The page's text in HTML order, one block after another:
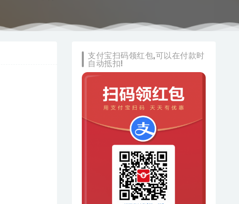
支付宝扫码领红包,可以在付款时
自动抵扣!